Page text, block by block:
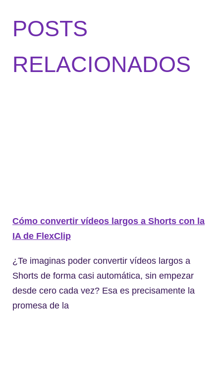
POSTS
RELACIONADOS
Cómo convertir vídeos largos a Shorts con la
IA de FlexClip
¿Te imaginas poder convertir vídeos largos a
Shorts de forma casi automática, sin empezar
desde cero cada vez? Esa es precisamente la
promesa de la